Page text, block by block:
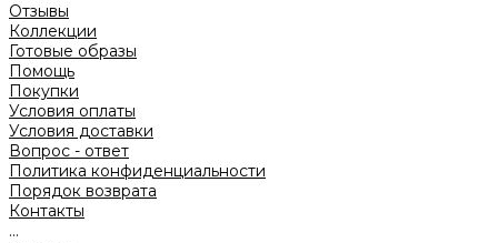
Отзывы
Коллекции
Готовые образы
Помощь
Покупки
Условия оплаты
Условия доставки
Вопрос - ответ
Политика конфиденциальности
Порядок возврата
Контакты
...